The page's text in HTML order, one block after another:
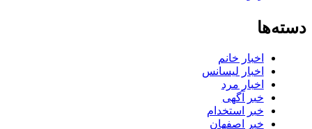
دسته‌ها
اخبار خانم
اخبار لیسانس
اخبار مرد
خبر آگهی
خبر استخدام
خبر اصفهان